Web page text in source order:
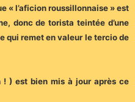
« l’aficion roussillonnaise » est
donc de torista teintée d’une
qui remet en valeur le tercio de
) est bien mis à jour après ce